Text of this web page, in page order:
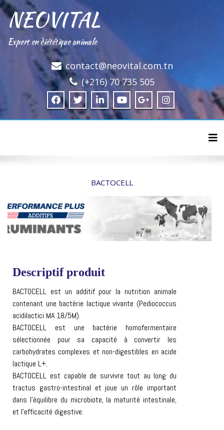
NEOVITAL
Expert en diététique animale
contact@neovital.com.tn
(+216) 70 735 505
BACTOCELL
Descriptif produit
BACTOCELL est un additif pour la nutrition animale
contenant une bactérie lactique vivante (Pediococcus
acidilactici MA 18/5M).
BACTOCELL est une bactérie homofermentaire
sélectionnée pour sa capacité à convertir les
carbohydrates complexes et non-digestibles en acide
lactique L+.
BACTOCELL est capable de survivre tout au long du
tractus gastro-intestinal et joue un rôle important
dans l’équilibre du microbiote, la maturité intestinale,
et l’efficacité digestive.